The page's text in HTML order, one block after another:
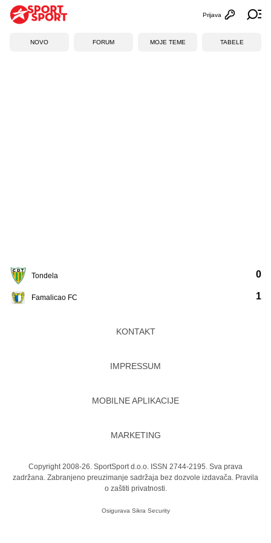
Otvori
Prijava
NOVO FORUM MOJE TEME TABELE
Tondela
Famalicao FC
0
1
KONTAKT
IMPRESSUM
MOBILNE APLIKACIJE
MARKETING
Copyright 2008-26. SportSport d.o.o. ISSN 2744-2195. Sva prava
zadržana. Zabranjeno preuzimanje sadržaja bez dozvole izdavača. Pravila
o zaštiti privatnosti.
Osigurava Sikra Security